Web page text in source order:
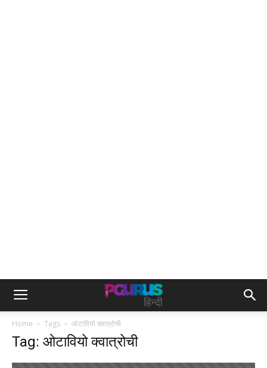
Home Tags ओटावियो क्वात्रोची
Tag: ओटावियो क्वात्रोची